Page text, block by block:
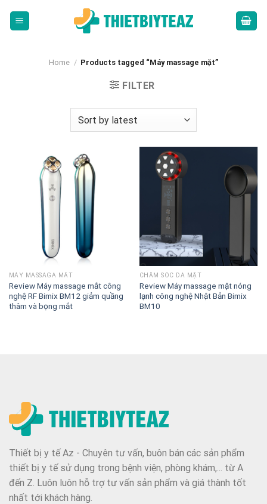
Home / Products tagged “Máy massage mặt”
FILTER
MÁY MASSAGA MẮT
Review Máy massage mắt công
nghệ RF Bimix BM12 giảm quầng
thâm và bọng mắt
CHĂM SÓC DA MẶT
Review Máy massage mặt nóng
lạnh công nghệ Nhật Bản Bimix
BM10
Thiết bị y tế Az - Chuyên tư vấn, buôn bán các sản phẩm
thiết bị y tế sử dụng trong bệnh viện, phòng khám,... từ A
đến Z. Luôn luôn hỗ trợ tư vấn sản phẩm và giá thành tốt
nhất tới khách hàng.